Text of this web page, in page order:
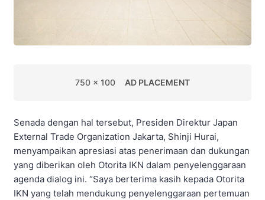
750 x 100 AD PLACEMENT
Senada dengan hal tersebut, Presiden Direktur Japan
External Trade Organization Jakarta, Shinji Hurai,
menyampaikan apresiasi atas penerimaan dan dukungan
yang diberikan oleh Otorita IKN dalam penyelenggaraan
agenda dialog ini. “Saya berterima kasih kepada Otorita
IKN yang telah mendukung penyelenggaraan pertemuan